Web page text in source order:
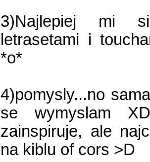
3)Najlepiej mi
letrasetami i
*o*
4)pomysly...no
se wymyslam
zainspiruje, ale
na kiblu of cors >D